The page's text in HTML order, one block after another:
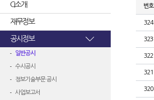
CI소개
재무정보
공시정보
일반공시
수시공시
정보기술부문 공시
사업보고서
번호
324
323
322
321
320